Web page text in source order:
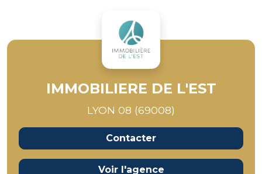
IMMOBILIERE DE L'EST
LYON 08 (69008)
Contacter
Voir l'agence